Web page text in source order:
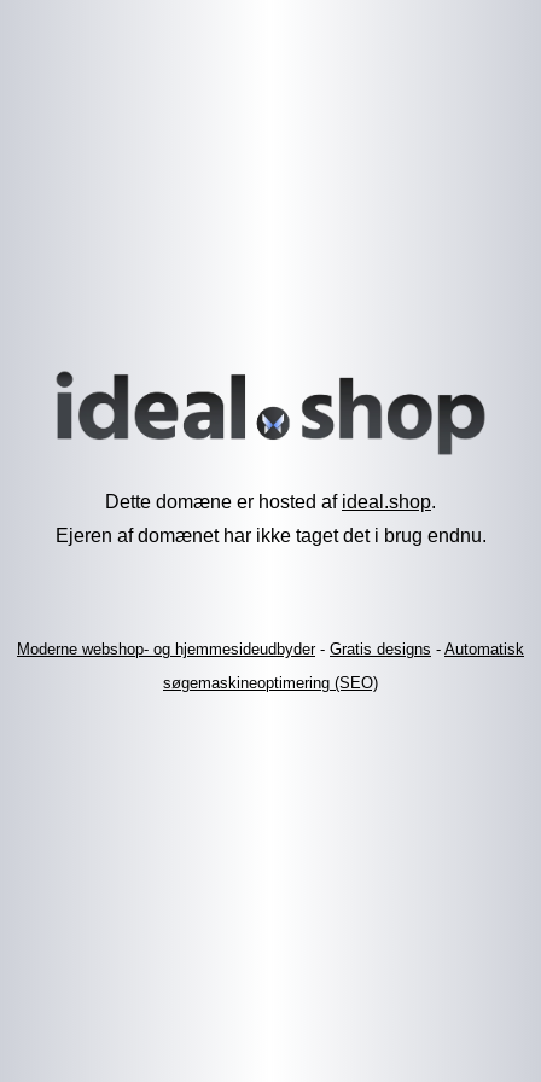
Dette domæne er hosted af ideal.shop.
Ejeren af domænet har ikke taget det i brug endnu.
Moderne webshop- og hjemmesideudbyder- Gratis designs - Automatisk
søgemaskineoptimering (SEO)